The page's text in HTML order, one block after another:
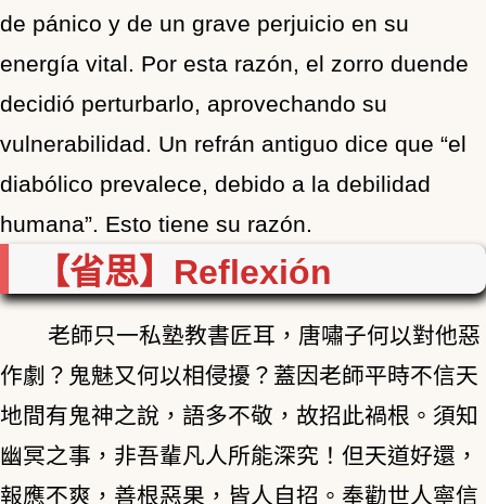
de pánico y de un grave perjuicio en su
energía vital. Por esta razón, el zorro duende
decidió perturbarlo, aprovechando su
vulnerabilidad. Un refrán antiguo dice que “el
diabólico prevalece, debido a la debilidad
humana”. Esto tiene su razón.
【省思】Reflexión
老師只一私塾教書匠耳，唐嘯子何以對他惡
作劇？鬼魅又何以相侵擾？蓋因老師平時不信天
地間有鬼神之說，語多不敬，故招此禍根。須知
幽冥之事，非吾輩凡人所能深究！但天道好還，
報應不爽，善根惡果，皆人自招。奉勸世人寧信